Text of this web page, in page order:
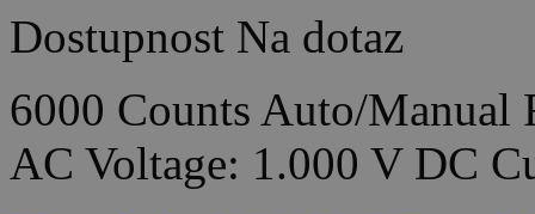
Dostupnost Na dotaz
6000 Counts Auto/Manual
AC Voltage: 1.000 V DC